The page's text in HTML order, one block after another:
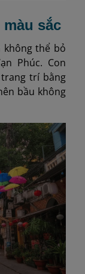
sắc
không thể bỏ
Phúc. Con
trí bằng
bầu không